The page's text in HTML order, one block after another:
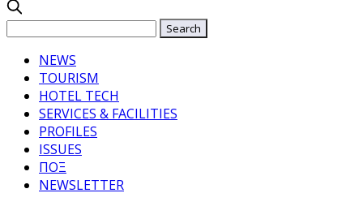
NEWS
TOURISM
HOTEL TECH
SERVICES & FACILITIES
PROFILES
ISSUES
ΠΟΞ
NEWSLETTER